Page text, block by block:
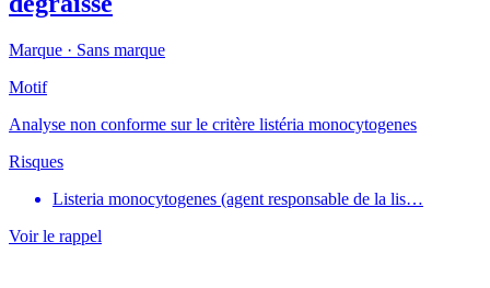
Marque · Sans marque
Motif
Analyse non conforme sur le critère listéria monocytogenes
Risques
Listeria monocytogenes (agent responsable de la lis…
Voir le rappel